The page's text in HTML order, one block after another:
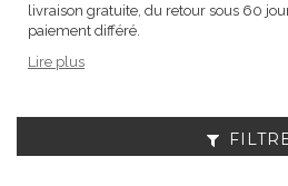
livraison gratuite, du retour sous 60
paiement différé.
Lire plus